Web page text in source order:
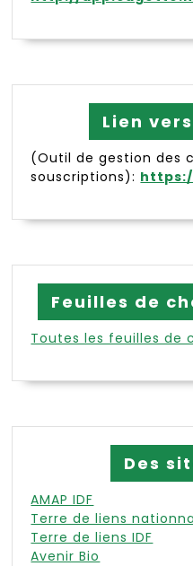
Lien vers
(Outil de gestion des
souscriptions):
Feuilles de
Toutes les feuilles de
Des
AMAP IDF
Terre de liens
Terre de liens IDF
Avenir Bio